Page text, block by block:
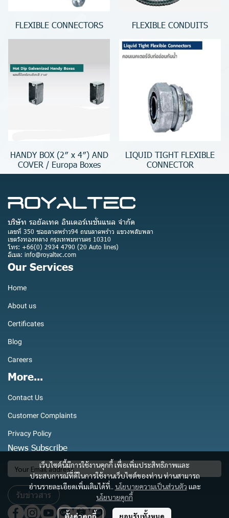
FLEXIBLE CONNECTORS FLEXIBLE CONDUITS
HANDY BOX (2″ x 4″) AND
COVER / Europa Boxes
LIQUID TIGHT FLEXIBLE
CONNECTOR
เว็บไซต์นี้มีการใช้งานคุกกี้ เพื่อเพิ่มประสิทธิภาพและ
ประสบการณ์ที่ดีในการใช้งานเว็บไซต์ของท่าน ท่านสามารถ
อ่านรายละเอียดเพิ่มเติมได้ที่.. นโยบายความเป็นส่วนตัว และ
นโยบายคุกกี้
ตั้งค่าคุกกี้ ยอมรับทั้งหมด
บริษัท รอยัลเทค อินเตอร์เนชั่นแนล จำกัด
เลขที่ 350 ซอยลาดพร้าว94 ถนนลาดพร้าว แขวงพลับพลา
เขตวังทองหลาง กรุงเทพมหานคร 10310
โทร: +66(0) 2934 4790 (20 Auto lines)
อีเมล: info@royaltec.com
Our Services
Home
About us
Certificates
Blog
Careers
More...
Contact Us
Customer Complaints
Privacy Policy
News Subscribe
รับข่าวสาร